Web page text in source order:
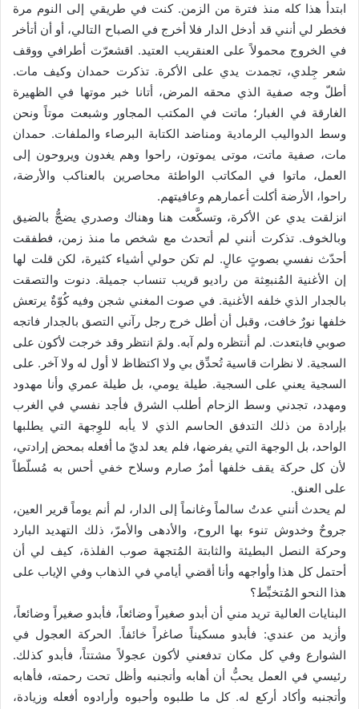
ابتدأ هذا كله منذ فترة من الزمن. كنت في طريقي إلى النوم مرة
فخطر لي أنني قد أدخل الدار فلا أخرج في الصباح التالي، أو أن أتأخر
في الخروج محمولاً على العنقريب العتيد. اقشعرّت أطرافي ووقف
شعر جِلدي، تجمدت يدي على الأكرة. تذكرت حمدان وكيف مات.
أطلّ وجه صفية الذي محقه المرض، أتانا خبر موتها في الظهيرة
الغارقة في الغبار؛ ماتت في المكتب المجاور وشبعت موتاً ونحن
وسط الدواليب الرمادية ومناضد الكتابة البرصاء والملفات. حمدان
مات، صفية ماتت، موتى يموتون، راحوا وهم يغدون ويروحون إلى
العمل، ماتوا في المكاتب الواطئة محاصرين بالعناكب والأرضة،
راحوا، الأرضة أكلت أعمارهم وعافيتهم.
انزلقت يدي عن الأكرة، وتسكَّعت هنا وهناك وصدري يضجُّ بالضيق
وبالخوف. تذكرت أنني لم أتحدث مع شخص ما منذ زمن، فطفقت
أحدّث نفسي بصوتٍ عالٍ. لم تكن حولي أشياء كثيرة، لكن قلت لها
إن الأغنية المُنبعِثة من راديو قريب تنساب جميلة. دنوت والتصقت
بالجدار الذي خلفه الأغنية. في صوت المغني شجن وفيه كُوّةٌ يرتعش
خلفها نورٌ خافت، وقبل أن أطل خرج رجل رآني التصق بالجدار فاتجه
صوبي فابتعدت. لم أنتظره ولم آبه. ولمَ انتظر وقد خرجت لأكون على
السجية. لا نظرات قاسية تُحدِّق بي ولا اكتظاظ لا أول له ولا آخر. على
السجية يعني على السجية. طيلة يومي، بل طيلة عمري وأنا مهدود
ومهدد، تجدني وسط الزحام أطلب الشرق فأجد نفسي في الغرب
بإرادة من ذلك التدفق الحاسم الذي لا يأبه للوِجهة التي يطلبها
الواحد، بل الوجهة التي يفرضها، فلم يعد لديّ ما أفعله بمحض إرادتي،
لأن كل حركة يقف خلفها أمرٌ صارم وسلاح خفي أحس به مُسلّطاً
على العنق.
لم يحدث أنني عدتُ سالماً وغانماً إلى الدار، لم أنم يوماً قرير العين،
جروحٌ وخدوش تنوء بها الروح، والأدهى والأمرّ، ذلك التهديد البارد
وحركة النصل البطيئة والثابتة المُتجهة صوب الفلذة، كيف لي أن
أحتمل كل هذا وأواجهه وأنا أقضي أيامي في الذهاب وفي الإياب على
هذا النحو المُتخبِّط؟‍
البنايات العالية تريد مني أن أبدو صغيراً وضائعاً، فأبدو صغيراً وضائعاً،
وأزيد من عندي: فأبدو مسكيناً صاغراً خائفاً. الحركة العجول في
الشوارع وفي كل مكان تدفعني لأكون عجولاً مشتتاً، فأبدو كذلك.
رئيسي في العمل يحبُّ أن أهابه وأتجنبه وأظل تحت رحمته، فأهابه
وأتجنبه وأكاد أركع له. كل ما طلبوه وأحبوه وأرادوه أفعله وزيادة،